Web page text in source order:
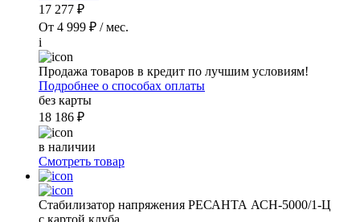
17 277 ₽
От 4 999 ₽ / мес.
i
Продажа товаров в кредит по лучшим условиям!
Подробнее о способах оплаты
без карты
18 186 ₽
в наличии
Смотреть товар
Стабилизатор напряжения РЕСАНТА АСН-5000/1-Ц
с картой клуба